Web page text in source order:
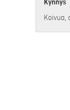
Kynnys
Koivua,